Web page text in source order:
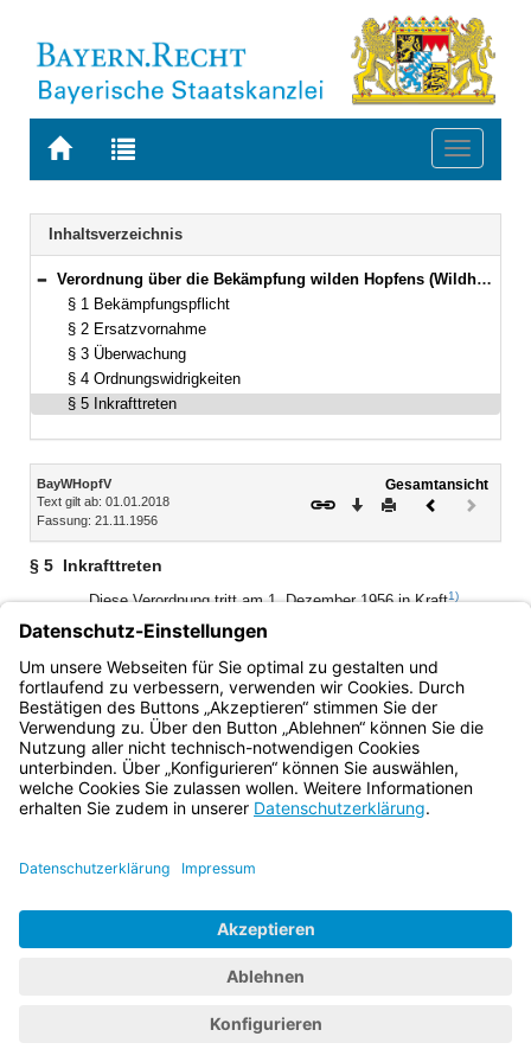
Zur
BAYERN.RECHT
Zur
letzten
Suche
Toggle
Navigation
Inhaltsverzeichnis
Bereich reduzieren
Verordnung über die Bekämpfung wilden Hopfens (Wildhopfenverordnung – BayWHopfV) Vom 21. November 1956 (BayRS V S. 374) BayRS 7823-6-L (§§ 1–5)
§ 1 Bekämpfungspflicht
§ 2 Ersatzvornahme
§ 3 Überwachung
§ 4 Ordnungswidrigkeiten
§ 5 Inkrafttreten
Inhalt
BayWHopfV
Text gilt ab: 01.01.2018
Fassung: 21.11.1956
Gesamtansicht
Download
DruckenVorheriges
(inaktiv)
§ 5 Inkrafttreten
Diese Verordnung tritt am 1. Dezember 1956 in Kraft1).
Betrifft die ursprüngliche Fassung vom 21.
November 1956 (Nr. 26 des Gesetz- und Verordnungsblattes
vom 3. Dezember 1956, S. 278)
Bayern.de
BayernPortal
Impressum